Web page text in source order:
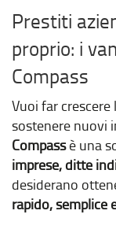
Prestiti
proprio: i
Compass
Vuoi far
sostenere nuovi
Compassè una
imprese, ditte
desiderano
rapido, semplice